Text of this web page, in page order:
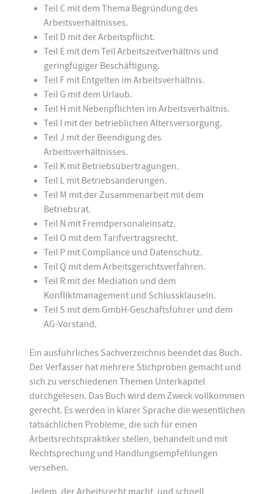
Teil C mit dem Thema Begründung des
Arbeitsverhältnisses.
Teil D mit der Arbeitspflicht.
Teil E mit dem Teil Arbeitszeitverhältnis und
geringfügiger Beschäftigung.
Teil F mit Entgelten im Arbeitsverhältnis.
Teil G mit dem Urlaub.
Teil H mit Nebenpflichten im Arbeitsverhältnis.
Teil I mit der betrieblichen Altersversorgung.
Teil J mit der Beendigung des
Arbeitsverhältnisses.
Teil K mit Betriebsübertragungen.
Teil L mit Betriebsänderungen.
Teil M mit der Zusammenarbeit mit dem
Betriebsrat.
Teil N mit Fremdpersonaleinsatz.
Teil O mit dem Tarifvertragsrecht.
Teil P mit Compliance und Datenschutz.
Teil Q mit dem Arbeitsgerichtsverfahren.
Teil R mit der Mediation und dem
Konfliktmanagement und Schlussklauseln.
Teil S mit dem GmbH-Geschäftsführer und dem
AG-Vorstand.
Ein ausführliches Sachverzeichnis beendet das Buch.
Der Verfasser hat mehrere Stichproben gemacht und
sich zu verschiedenen Themen Unterkapitel
durchgelesen. Das Buch wird dem Zweck vollkommen
gerecht. Es werden in klarer Sprache die wesentlichen
tatsächlichen Probleme, die sich für einen
Arbeitsrechtspraktiker stellen, behandelt und mit
Rechtsprechung und Handlungsempfehlungen
versehen.
Jedem, der Arbeitsrecht macht, und schnell